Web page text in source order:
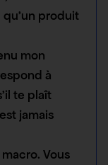
produit
mon
à
te plaît
jamais
Vous